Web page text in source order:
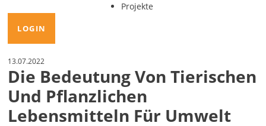
Projekte
LOGIN
13.07.2022
Die Bedeutung Von Tierischen
Und Pflanzlichen
Lebensmitteln Für Umwelt